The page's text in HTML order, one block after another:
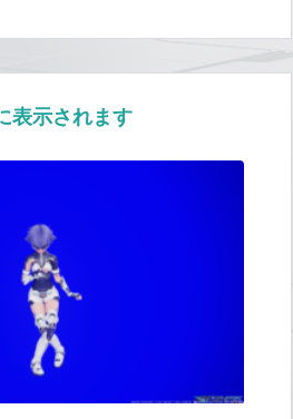
表示されます